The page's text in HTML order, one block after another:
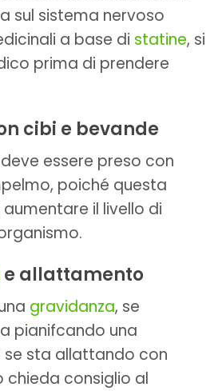
sul sistema nervoso
a base di statine, si
prima di prendere
cibi e bevande
essere preso con
poiché questa
il livello di
e allattamento
gravidanza, se
pianifcando una
se sta allattando con
consiglio al